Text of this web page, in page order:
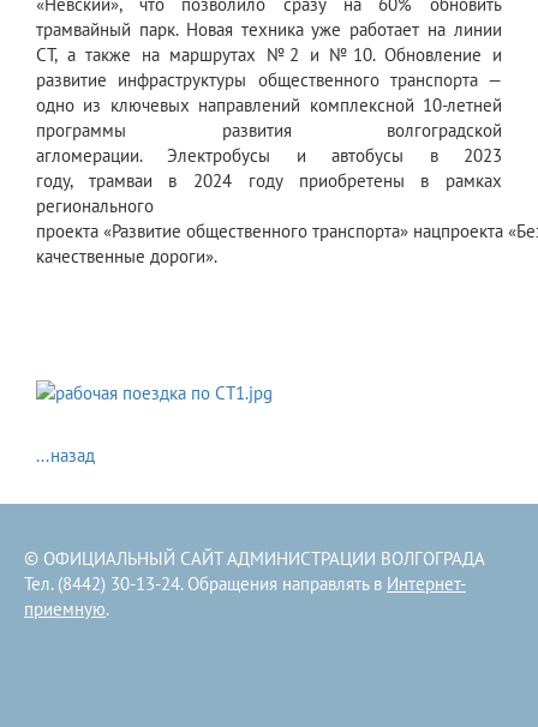
трамвайный парк. Новая техника уже работает на линии
СТ, а также на маршрутах №2 и №10. Обновление и
развитие инфраструктуры общественного транспорта —
одно из ключевых направлений комплексной 10-летней
программы развития волгоградской
агломерации. Электробусы и автобусы в 2023
году, трамваи в 2024 году приобретены в рамках
регионального
проекта «Развитие общественного транспорта» нацпроекта «
качественные дороги».
...назад
© ОФИЦИАЛЬНЫЙ САЙТ АДМИНИСТРАЦИИ ВОЛГОГРАДА
Тел. (8442) 30-13-24. Обращения направлять в Интернет-
приемную.